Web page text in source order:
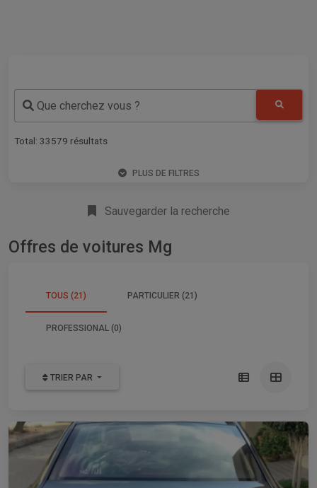
Que cherchez vous ?
Total: 33579 résultats
PLUS DE FILTRES
Sauvegarder la recherche
Offres de voitures Mg
TOUS (21) PARTICULIER (21)
PROFESSIONAL (0)
TRIER PAR